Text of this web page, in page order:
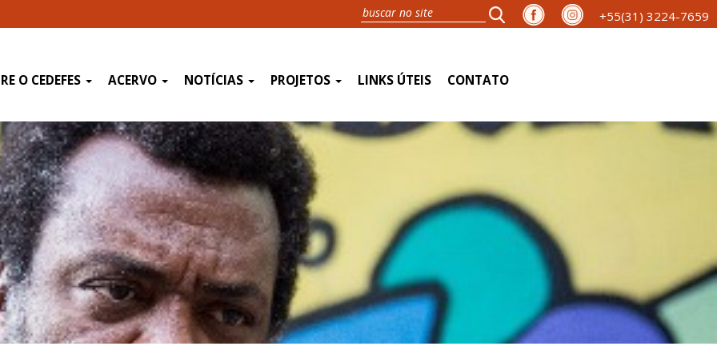
+55(31) 3224-7659
O CEDEFES ACERVO NOTÍCIAS PROJETOS LINKS ÚTEIS CONTATO